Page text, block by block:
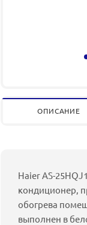
ОПИСАНИЕ
Haier AS-
кондиционер,
обогрева
выполнен в